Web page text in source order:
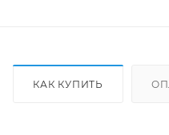
КАК КУПИТЬ